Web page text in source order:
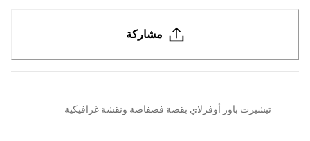
مشاركة
تيشيرت باور أوفرلاي بقصة فضفاضة ونقشة غرافيكية